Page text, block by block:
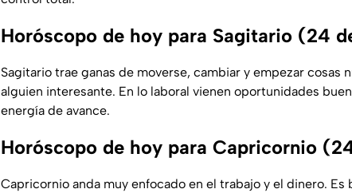
Horóscopo de hoy para Sagitario (24
Sagitario trae ganas de moverse, cambiar y empezar cosas
alguien interesante. En lo laboral vienen oportunidades
energía de avance.
Horóscopo de hoy para Capricornio
Capricornio anda muy enfocado en el trabajo y el dinero.